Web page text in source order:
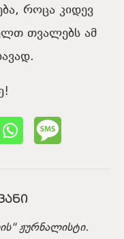
როცა კიდევ
თვალებს ამ
ჟურნალისტი.